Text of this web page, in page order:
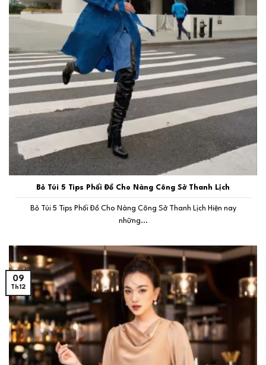
Bỏ Túi 5 Tips Phối Đồ Cho Nàng Công Sở Thanh Lịch
Bỏ Túi 5 Tips Phối Đồ Cho Nàng Công Sở Thanh Lịch Hiện nay
những...
09
Th12